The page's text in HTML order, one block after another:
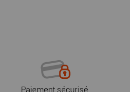
Paiement sécurisé